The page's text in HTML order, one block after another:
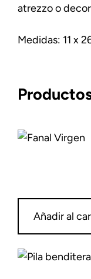
atrezzo o
Medidas: 11 x
Añadir al